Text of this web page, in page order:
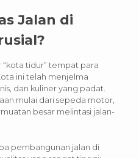
Jalan di
tidur” tempat para
ini telah menjelma
dan kuliner yang padat.
mulai dari sepeda motor,
besar melintasi jalan-
pembangunan jalan di